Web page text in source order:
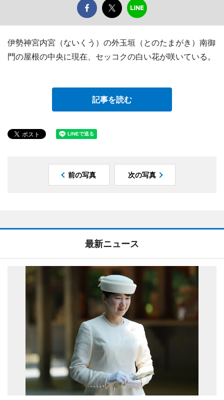
伊勢神宮内宮（ないくう）の外玉垣（とのたまがき）南御
門の屋根の中央に現在、セッコクの白い花が咲いている。
記事を読む
前の写真 次の写真
最新ニュース